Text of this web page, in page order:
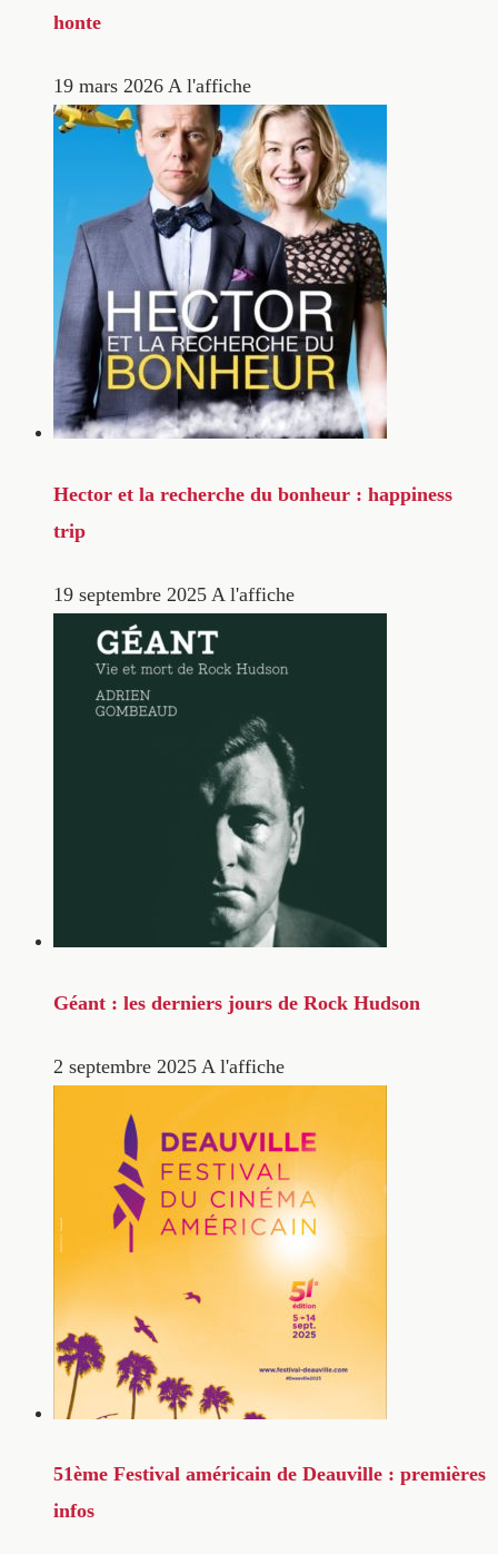
honte
19 mars 2026 A l'affiche
Hector et la recherche du bonheur : happiness
trip
19 septembre 2025 A l'affiche
Géant : les derniers jours de Rock Hudson
2 septembre 2025 A l'affiche
51ème Festival américain de Deauville : premières
infos